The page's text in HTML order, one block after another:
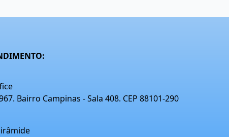
Bairro Campinas - Sala 408. CEP 88101-290